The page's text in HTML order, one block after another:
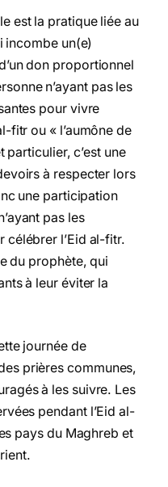
est la pratique liée au
incombe un(e)
don proportionnel
n’ayant pas les
pour vivre
fitr ou « l’aumône de
particulier, c’est une
à respecter lors
une participation
pas les
célébrer l’Eid al-fitr.
du prophète, qui
à leur éviter la
journée de
prières communes,
à les suivre. Les
pendant l’Eid al-
pays du Maghreb et